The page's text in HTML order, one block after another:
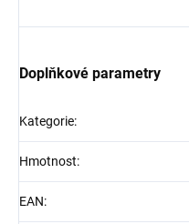
Doplňkové parametry
Kategorie:
Hmotnost:
EAN: